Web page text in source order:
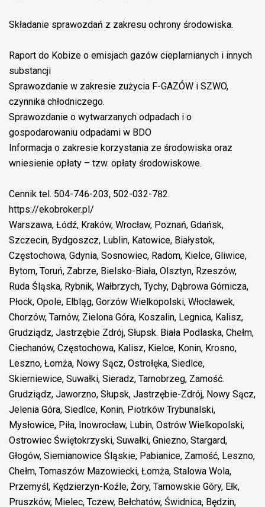
Składanie sprawozdań z zakresu ochrony środowiska.
Raport do Kobize o emisjach gazów cieplarnianych i innych
substancji
Sprawozdanie w zakresie zużycia F-GAZÓW i SZWO,
czynnika chłodniczego.
Sprawozdanie o wytwarzanych odpadach i o
gospodarowaniu odpadami w BDO
Informacja o zakresie korzystania ze środowiska oraz
wniesienie opłaty – tzw. opłaty środowiskowe.
Cennik tel. 504-746-203, 502-032-782.
https://ekobroker.pl/
Warszawa, Łódź, Kraków, Wrocław, Poznań, Gdańsk,
Szczecin, Bydgoszcz, Lublin, Katowice, Białystok,
Częstochowa, Gdynia, Sosnowiec, Radom, Kielce, Gliwice,
Bytom, Toruń, Zabrze, Bielsko-Biała, Olsztyn, Rzeszów,
Ruda Śląska, Rybnik, Wałbrzych, Tychy, Dąbrowa Górnicza,
Płock, Opole, Elbląg, Gorzów Wielkopolski, Włocławek,
Chorzów, Tarnów, Zielona Góra, Koszalin, Legnica, Kalisz,
Grudziądz, Jastrzębie Zdrój, Słupsk. Biała Podlaska, Chełm,
Ciechanów, Częstochowa, Kalisz, Kielce, Konin, Krosno,
Leszno, Łomża, Nowy Sącz, Ostrołęka, Siedlce,
Skierniewice, Suwałki, Sieradz, Tarnobrzeg, Zamość.
Grudziądz, Jaworzno, Słupsk, Jastrzębie-Zdrój, Nowy Sącz,
Jelenia Góra, Siedlce, Konin, Piotrków Trybunalski,
Mysłowice, Piła, Inowrocław, Lubin, Ostrów Wielkopolski,
Ostrowiec Świętokrzyski, Suwałki, Gniezno, Stargard,
Głogów, Siemianowice Śląskie, Pabianice, Zamość, Leszno,
Chełm, Tomaszów Mazowiecki, Łomża, Stalowa Wola,
Przemyśl, Kędzierzyn-Koźle, Żory, Tarnowskie Góry, Ełk,
Pruszków, Mielec, Tczew, Bełchatów, Świdnica, Będzin,